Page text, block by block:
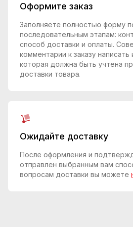
Оформите заказ
Заполняете полностью форму
последовательным этапам:
способ доставки и оплаты.
комментарии к заказу
которая должна быть учтена
доставки товара.
Ожидайте доставку
После оформления и
отправлен выбранным вам
вопросам доставки вы можете